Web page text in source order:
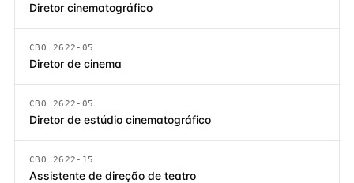
Diretor cinematográfico
CBO 2622-05
Diretor de cinema
CBO 2622-05
Diretor de estúdio cinematográfico
CBO 2622-15
Assistente de direção de teatro